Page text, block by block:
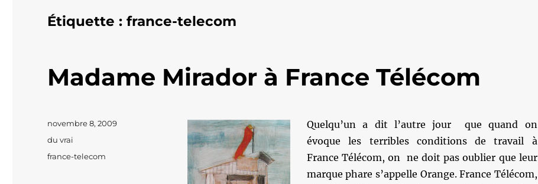
Étiquette :france-telecom
Madame Mirador à France Télécom
Quelqu’un a dit l’autre jour que quand on
évoque les terribles conditions de travail à
France Télécom, on ne doit pas oublier que leur
marque phare s’appelle Orange. France Télécom,
Publié
le
novembre 8, 2009
Catégories
du vrai
Étiquettes
france-telecom